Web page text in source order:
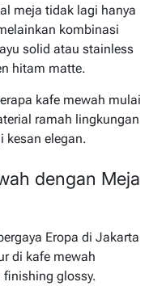
meja tidak lagi hanya
kombinasi
solid atau stainless
hitam matte.
kafe mewah mulai
ramah lingkungan
kesan elegan.
dengan Meja
Eropa di Jakarta
di kafe mewah
glossy.